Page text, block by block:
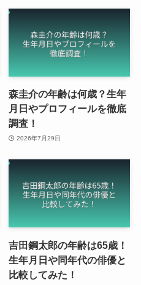
森圭介の年齢は何歳？生年
月日やプロフィールを徹底
調査！
2026年7月29日
吉田鋼太郎の年齢は65歳！
生年月日や同年代の俳優と
比較してみた！